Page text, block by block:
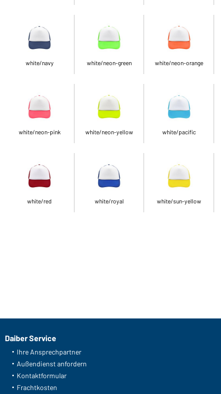
white/navy white/neon-green white/neon-orange
white/neon-pink white/neon-yellow white/pacific
white/red white/royal white/sun-yellow
Daiber Service
Ihre Ansprechpartner
Außendienst anfordern
Kontaktformular
Frachtkosten